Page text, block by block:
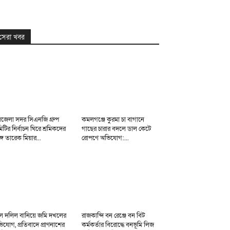
খবর
সদর সিএনজি গ্রুপ
নির্বাচন ঘিরে শ্রমিকদের
তারেক মিয়ার...
কমলগঞ্জে কুরমা চা বাগানে
গাছের চারার বদলে ডাল কেটে
রোপণে অভিযোগ:...
দলিল বানিয়ে জমি দখলের
প্রতিবাদে প্রাণনাশের
রাজকান্দি বন রেঞ্জে বন বিট
কর্মকর্তার বিরোদ্ধে বনভূমি লিজ